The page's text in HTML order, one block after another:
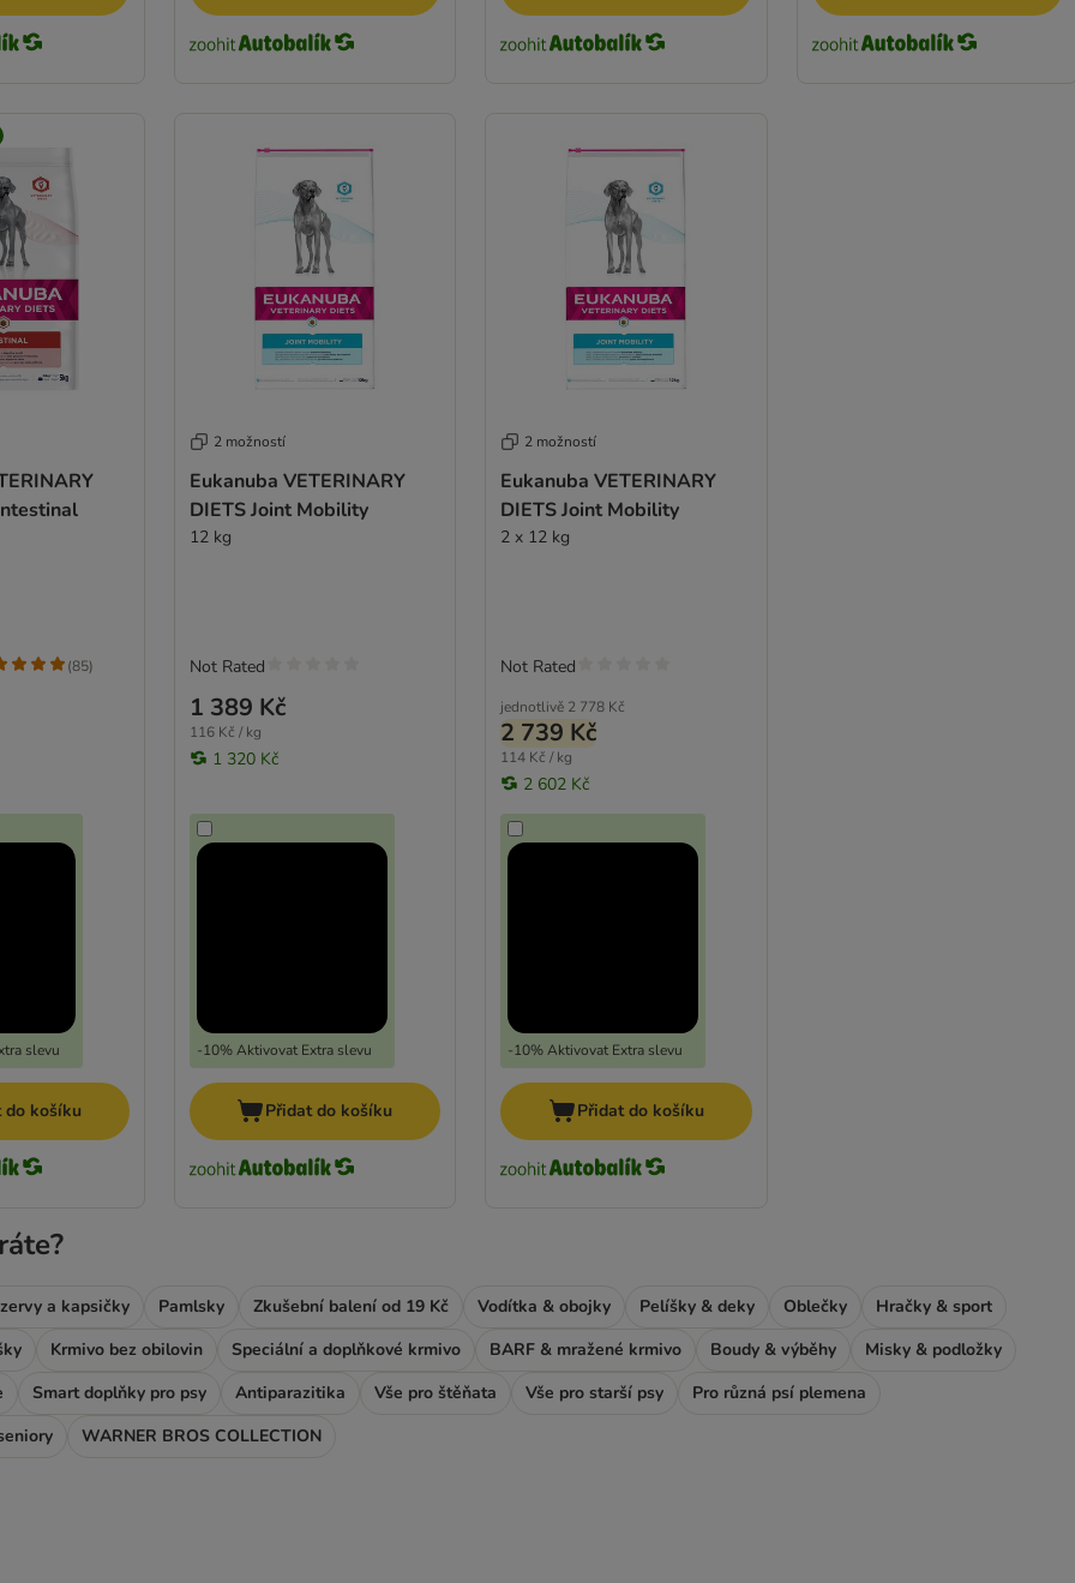
Intestinal
slevu
(85)
do košíku
2 možností
Eukanuba VETERINARY
DIETS Joint Mobility
12 kg
1 389 Kč
116 Kč / kg
1 320 Kč
-10% Aktivovat Extra slevu
Not Rated
Přidat do košíku
2 možností
Eukanuba VETERINARY
DIETS Joint Mobility
2 x 12 kg
jednotlivě 2 778 Kč
2 739 Kč
114 Kč / kg
2 602 Kč
-10% Aktivovat Extra slevu
Not Rated
Přidat do košíku
a kapsičky Pamlsky Zkušební balení od 19 Kč Vodítka & obojky Pelíšky & deky Oblečky
Hračky & sport
Krmivo bez obilovin Speciální a doplňkové krmivo BARF & mražené krmivo Boudy & výběhy
Misky & podložky
Smart doplňky pro psy Antiparazitika Vše pro štěňata Vše pro starší psy
Pro různá psí plemena
WARNER BROS COLLECTION